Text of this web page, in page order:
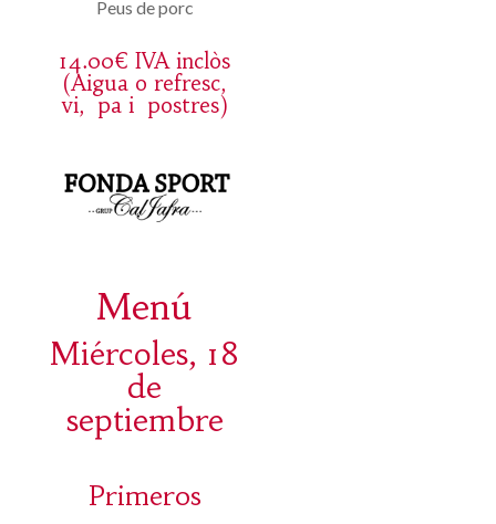
Peus de porc
14.00€ IVA inclòs
(Aigua o refresc,
vi, pa i postres)
Menú
Miércoles, 18
de
septiembre
Primeros